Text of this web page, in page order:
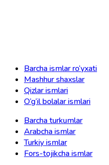
Barcha ismlar ro‘yxati
Mashhur shaxslar
Qizlar ismlari
O‘g‘il bolalar ismlari
Barcha turkumlar
Arabcha ismlar
Turkiy ismlar
Fors-tojikcha ismlar